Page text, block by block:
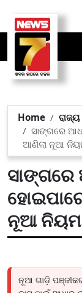
Home
ରାଜ୍ୟ
ସାଙ୍ଗରେ
ଆଣିଲା ନୂଆ
ସାଙ୍ଗରେ
ନୂଆ
ନୂଆ ଗାଡ଼ି